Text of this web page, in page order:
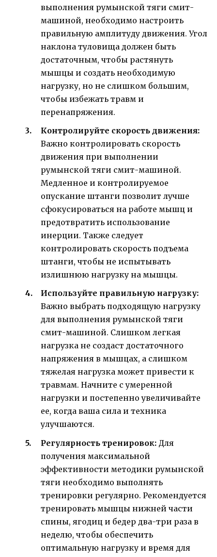
выполнения румынской тяги смит-
машиной, необходимо настроить
правильную амплитуду движения. Угол
наклона туловища должен быть
достаточным, чтобы растянуть
мышцы и создать необходимую
нагрузку, но не слишком большим,
чтобы избежать травм и
перенапряжения.
Контролируйте скорость движения:
Важно контролировать скорость
движения при выполнении
румынской тяги смит-машиной.
Медленное и контролируемое
опускание штанги позволит лучше
сфокусироваться на работе мышц и
предотвратить использование
инерции. Также следует
контролировать скорость подъема
штанги, чтобы не испытывать
излишнюю нагрузку на мышцы.
Используйте правильную нагрузку:
Важно выбрать подходящую нагрузку
для выполнения румынской тяги
смит-машиной. Слишком легкая
нагрузка не создаст достаточного
напряжения в мышцах, а слишком
тяжелая нагрузка может привести к
травмам. Начните с умеренной
нагрузки и постепенно увеличивайте
ее, когда ваша сила и техника
улучшаются.
Регулярность тренировок: Для
получения максимальной
эффективности методики румынской
тяги необходимо выполнять
тренировки регулярно. Рекомендуется
тренировать мышцы нижней части
спины, ягодиц и бедер два-три раза в
неделю, чтобы обеспечить
оптимальную нагрузку и время для